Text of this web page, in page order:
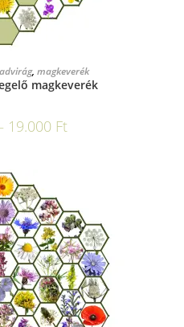
, magkeverék
magkeverék
19.000 Ft